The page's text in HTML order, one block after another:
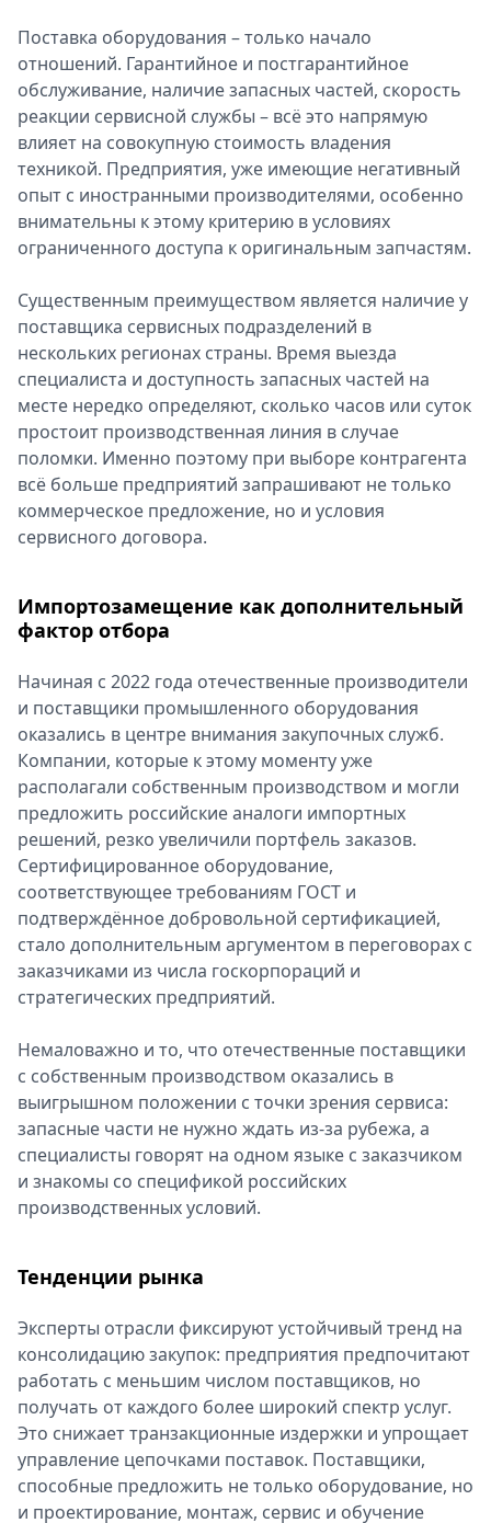
Поставка оборудования – только начало
отношений. Гарантийное и постгарантийное
обслуживание, наличие запасных частей, скорость
реакции сервисной службы – всё это напрямую
влияет на совокупную стоимость владения
техникой. Предприятия, уже имеющие негативный
опыт с иностранными производителями, особенно
внимательны к этому критерию в условиях
ограниченного доступа к оригинальным запчастям.
Существенным преимуществом является наличие у
поставщика сервисных подразделений в
нескольких регионах страны. Время выезда
специалиста и доступность запасных частей на
месте нередко определяют, сколько часов или суток
простоит производственная линия в случае
поломки. Именно поэтому при выборе контрагента
всё больше предприятий запрашивают не только
коммерческое предложение, но и условия
сервисного договора.
Импортозамещение как дополнительный
фактор отбора
Начиная с 2022 года отечественные производители
и поставщики промышленного оборудования
оказались в центре внимания закупочных служб.
Компании, которые к этому моменту уже
располагали собственным производством и могли
предложить российские аналоги импортных
решений, резко увеличили портфель заказов.
Сертифицированное оборудование,
соответствующее требованиям ГОСТ и
подтверждённое добровольной сертификацией,
стало дополнительным аргументом в переговорах с
заказчиками из числа госкорпораций и
стратегических предприятий.
Немаловажно и то, что отечественные поставщики
с собственным производством оказались в
выигрышном положении с точки зрения сервиса:
запасные части не нужно ждать из-за рубежа, а
специалисты говорят на одном языке с заказчиком
и знакомы со спецификой российских
производственных условий.
Тенденции рынка
Эксперты отрасли фиксируют устойчивый тренд на
консолидацию закупок: предприятия предпочитают
работать с меньшим числом поставщиков, но
получать от каждого более широкий спектр услуг.
Это снижает транзакционные издержки и упрощает
управление цепочками поставок. Поставщики,
способные предложить не только оборудование, но
и проектирование, монтаж, сервис и обучение